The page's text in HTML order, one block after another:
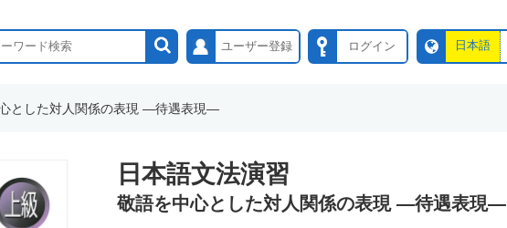
ユーザー登録 ログイン 日本語
とした対人関係の表現 ―待遇表現―
日本語文法演習
敬語を中心とした対人関係の表現 ―待遇表現―